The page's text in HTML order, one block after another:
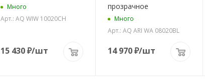
Много
Арт.: AQ WIW 10020CH
15 430₽/шт
прозрачное
Много
Арт.: AQ ARI WA 08020BL
14 970₽/шт